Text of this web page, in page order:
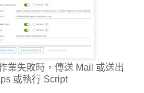
業失敗時，傳送 Mail 或送出
或執行 Script